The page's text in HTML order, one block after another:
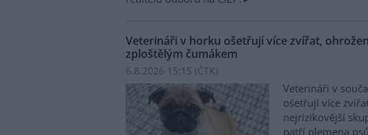
Veterináři v horku ošetřují více zvířat,
zploštělým čumákem
6.8.2026 15:15 (ČTK)
Veterináři v
ošetřují více
nejrizikovější
patří plemena